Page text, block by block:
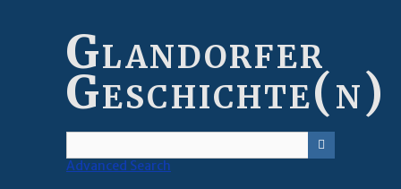
Glandorfer
Geschichte(n)
Advanced Search